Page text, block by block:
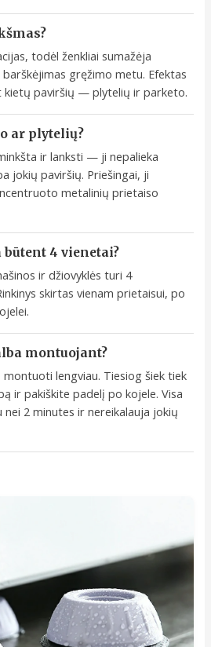
todėl ženkliai sumažėja
gręžimo metu. Efektas
kietų paviršių — plytelių ir parketo.
ar plytelių?
ir lanksti — ji nepalieka
jokių paviršių. Priešingai, ji
metalinių prietaiso
4 vienetai?
ir džiovyklės turi 4
skirtas vienam prietaisui, po
montuojant?
lengviau. Tiesiog šiek tiek
ir pakiškite padelį po kojele. Visa
2 minutes ir nereikalauja jokių